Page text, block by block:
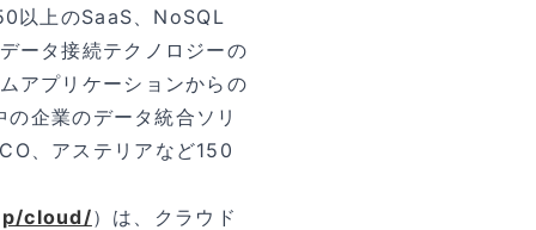
以上のSaaS、NoSQL
ータ接続テクノロジーの
アプリケーションからの
企業のデータ統合ソリ
、アステリアなど150
cloud/）は、クラウド